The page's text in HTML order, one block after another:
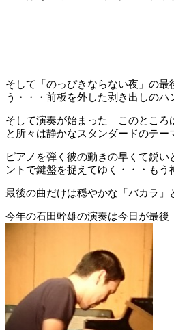
そして「のっぴきならない夜」の
う・・・前板を外した剥き出しのハ
そして演奏が始まった このところ
と所々は静かなスタンダードのテ
ピアノを弾く彼の動きの早くて鋭
ントで鍵盤を捉えてゆく・・・もう
最後の曲だけは穏やかな「バカラ
今年の石田幹雄の演奏は今日が最